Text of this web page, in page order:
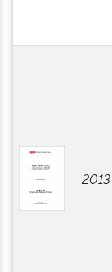
2013